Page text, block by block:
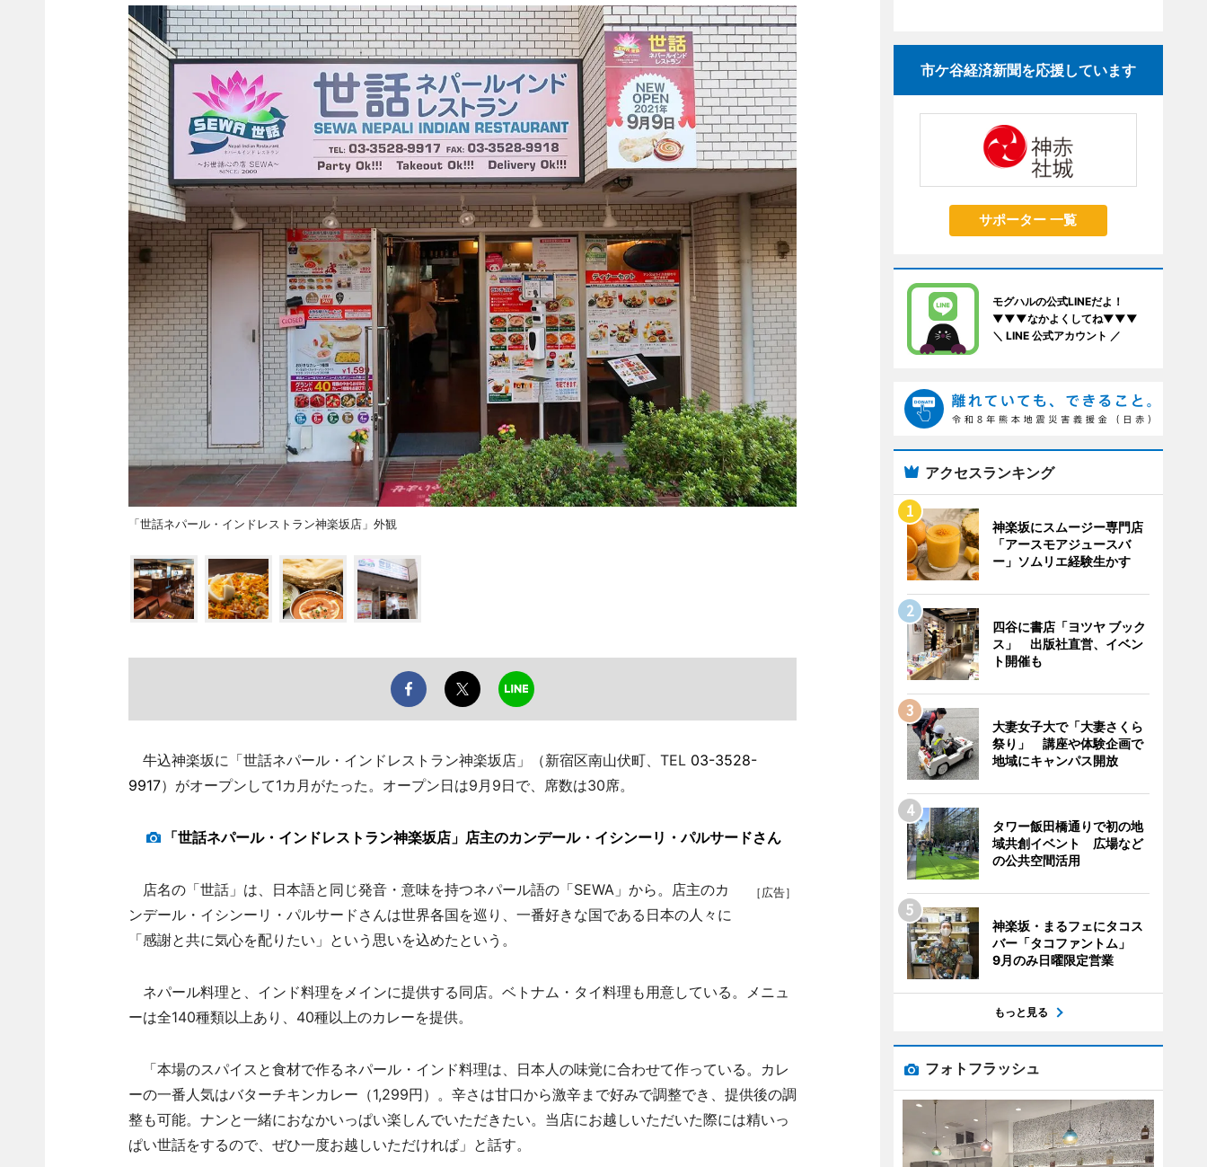
「世話ネパール・インドレストラン神楽坂店」外観
牛込神楽坂に「世話ネパール・インドレストラン神楽坂店」（新宿区南山伏町、TEL 03-3528-
9917）がオープンして1カ月がたった。オープン日は9月9日で、席数は30席。
「世話ネパール・インドレストラン神楽坂店」店主のカンデール・イシンーリ・パルサードさん
［広告］
店名の「世話」は、日本語と同じ発音・意味を持つネパール語の「SEWA」から。店主のカ
ンデール・イシンーリ・パルサードさんは世界各国を巡り、一番好きな国である日本の人々に
「感謝と共に気心を配りたい」という思いを込めたという。
ネパール料理と、インド料理をメインに提供する同店。ベトナム・タイ料理も用意している。メニュ
ーは全140種類以上あり、40種以上のカレーを提供。
「本場のスパイスと食材で作るネパール・インド料理は、日本人の味覚に合わせて作っている。カレ
ーの一番人気はバターチキンカレー（1,299円）。辛さは甘口から激辛まで好みで調整でき、提供後の調
整も可能。ナンと一緒におなかいっぱい楽しんでいただきたい。当店にお越しいただいた際には精いっ
ぱい世話をするので、ぜひ一度お越しいただければ」と話す。
市ケ谷経済新聞を応援しています
サポーター 一覧
モグハルの公式LINEだよ！
▼▼▼なかよくしてね▼▼▼
＼ LINE 公式アカウント ／
アクセスランキング
神楽坂にスムージー専門店
「アースモアジュースバ
ー」ソムリエ経験生かす
四谷に書店「ヨツヤ ブック
ス」 出版社直営、イベン
ト開催も
大妻女子大で「大妻さくら
祭り」 講座や体験企画で
地域にキャンパス開放
タワー飯田橋通りで初の地
域共創イベント 広場など
の公共空間活用
神楽坂・まるフェにタコス
バー「タコファントム」
9月のみ日曜限定営業
もっと見る
フォトフラッシュ